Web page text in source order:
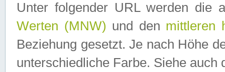
Unter folgender URL werden die
Werten (MNW) und den mittleren
Beziehung gesetzt. Je nach Höhe
unterschiedliche Farbe. Siehe auch